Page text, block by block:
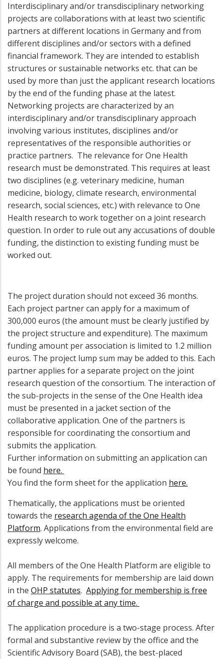
Interdisciplinary and/or transdisciplinary networking
projects are collaborations with at least two scientific
partners at different locations in Germany and from
different disciplines and/or sectors with a defined
financial framework. They are intended to establish
structures or sustainable networks etc. that can be
used by more than just the applicant research locations
by the end of the funding phase at the latest.
Networking projects are characterized by an
interdisciplinary and/or transdisciplinary approach
involving various institutes, disciplines and/or
representatives of the responsible authorities or
practice partners. The relevance for One Health
research must be demonstrated. This requires at least
two disciplines (e.g. veterinary medicine, human
medicine, biology, climate research, environmental
research, social sciences, etc.) with relevance to One
Health research to work together on a joint research
question. In order to rule out any accusations of double
funding, the distinction to existing funding must be
worked out.
The project duration should not exceed 36 months.
Each project partner can apply for a maximum of
300,000 euros (the amount must be clearly justified by
the project structure and expenditure). The maximum
funding amount per association is limited to 1.2 million
euros. The project lump sum may be added to this. Each
partner applies for a separate project on the joint
research question of the consortium. The interaction of
the sub-projects in the sense of the One Health idea
must be presented in a jacket section of the
collaborative application. One of the partners is
responsible for coordinating the consortium and
submits the application.
Further information on submitting an application can
be found here.
You find the form sheet for the application here.
Thematically, the applications must be oriented
towards the research agenda of the One Health
Platform. Applications from the environmental field are
expressly welcome.
All members of the One Health Platform are eligible to
apply. The requirements for membership are laid down
in the OHP statutes. Applying for membership is free
of charge and possible at any time.
The application procedure is a two-stage process. After
formal and substantive review by the office and the
Scientific Advisory Board (SAB), the best-placed